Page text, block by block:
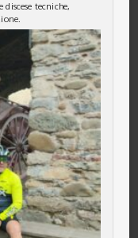
tecniche,